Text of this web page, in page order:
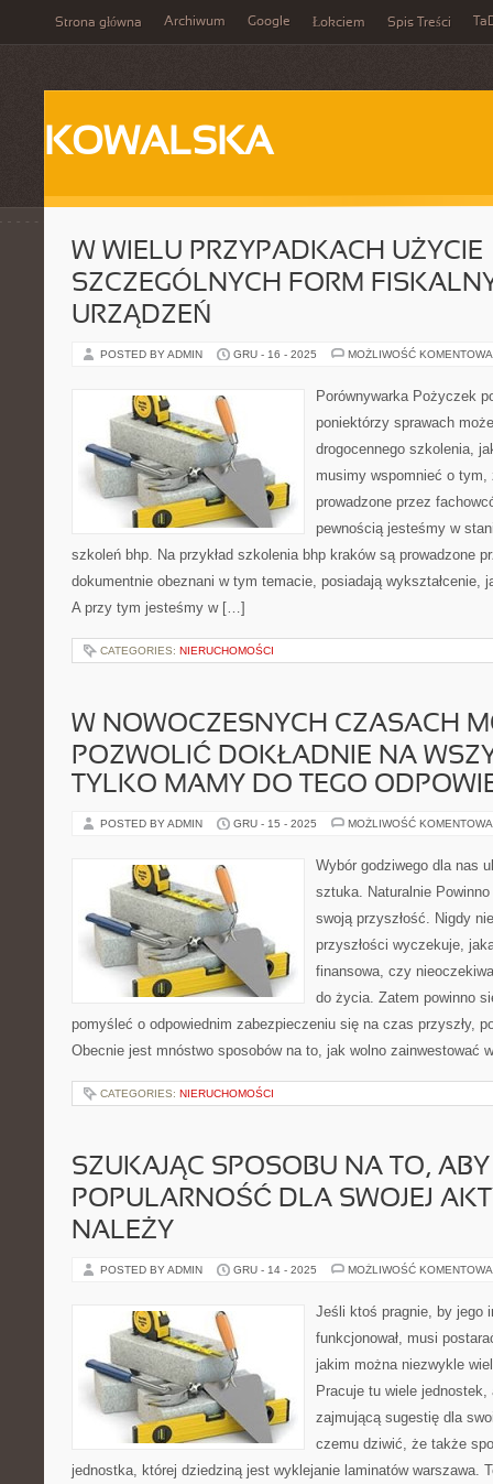
Strona główna Archiwum Google Łokciem Spis Treści
KOWALSKA
W WIELU PRZYPADKACH UŻYCIE
SZCZEGÓLNYCH FORM
URZĄDZEŃ
POSTED BY ADMIN GRU - 16 - 2025 MOŻLIWOŚĆ
Porównywarka Pożyczek
poniektórzy sprawach
drogocennego szkolenia,
musimy wspomnieć o
prowadzone przez
pewnością jesteśmy w
szkoleń bhp. Na przykład szkolenia bhp kraków są prowadzone
dokumentnie obeznani w tym temacie, posiadają wykształcenie,
A przy tym jesteśmy w […]
CATEGORIES: NIERUCHOMOŚCI
W NOWOCZESNYCH CZASACH
POZWOLIĆ DOKŁADNIE NA
TYLKO MAMY DO TEGO
POSTED BY ADMIN GRU - 15 - 2025 MOŻLIWOŚĆ
Wybór godziwego dla nas
sztuka. Naturalnie
swoją przyszłość. Nigdy
przyszłości wyczekuje,
finansowa, czy
do życia. Zatem powinno
pomyśleć o odpowiednim zabezpieczeniu się na czas przyszły,
Obecnie jest mnóstwo sposobów na to, jak wolno
CATEGORIES: NIERUCHOMOŚCI
SZUKAJĄC SPOSOBU NA TO,
POPULARNOŚĆ DLA SWOJEJ
NALEŻY
POSTED BY ADMIN GRU - 14 - 2025 MOŻLIWOŚĆ
Jeśli ktoś pragnie, by jego
funkcjonował, musi
jakim można niezwykle
Pracuje tu wiele
zajmującą sugestię dla
czemu dziwić, że także
jednostka, której dziedziną jest wyklejanie laminatów warszawa.